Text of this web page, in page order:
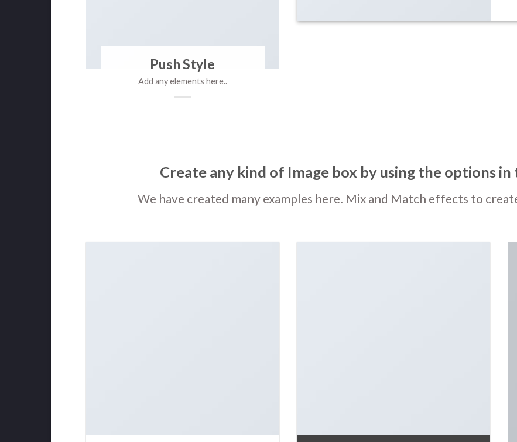
Push Style
Add any elements here..
Create any kind of Image box by using the options in
We have created many examples here. Mix and Match effects to